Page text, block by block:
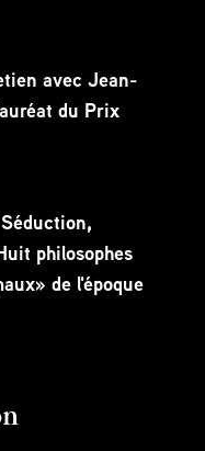
avec Jean-
du Prix
philosophes
de l'époque